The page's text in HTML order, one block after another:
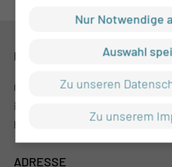
KONTAKT
0355 46 -0
info@mul-ct.de
https://mul-tsg.de/
ADRESSE
Nur Notwendige
Auswahl
Zu unseren
Zu unserem